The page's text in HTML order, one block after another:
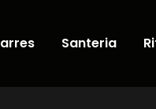
Santeria